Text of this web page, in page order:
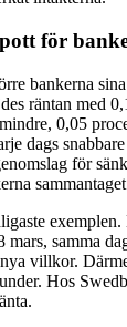
för
bankerna
räntan med
0,05
dags
för
samma
villkor.
Hos